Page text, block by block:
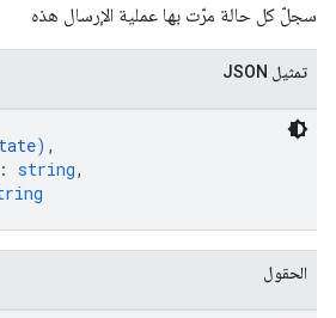
سجلّ كل حالة مرّت بها عملية الإرسال هذه
تمثيل JSON
) ,
: string,
الحقول